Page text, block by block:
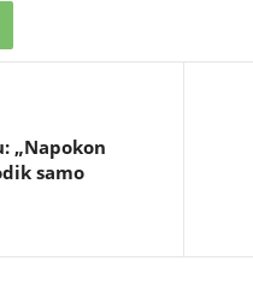
„Napokon
samo